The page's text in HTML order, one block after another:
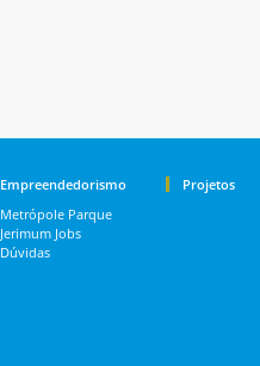
Empreendedorismo
Metrópole Parque
Jerimum Jobs
Dúvidas
Projetos